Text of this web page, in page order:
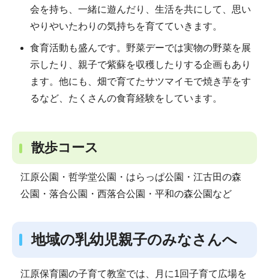
会を持ち、一緒に遊んだり、生活を共にして、思い
やりやいたわりの気持ちを育てていきます。
食育活動も盛んです。野菜デーでは実物の野菜を展
示したり、親子で紫蘇を収穫したりする企画もあり
ます。他にも、畑で育てたサツマイモで焼き芋をす
るなど、たくさんの食育経験をしています。
散歩コース
江原公園・哲学堂公園・はらっぱ公園・江古田の森
公園・落合公園・西落合公園・平和の森公園など
地域の乳幼児親子のみなさんへ
江原保育園の子育て教室では、月に1回子育て広場を